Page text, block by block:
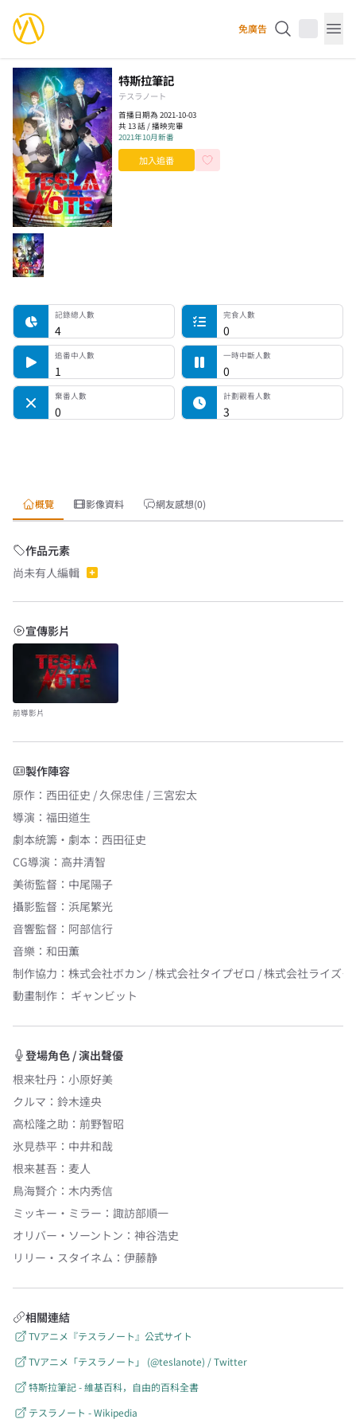
YourAnimes 你的動畫 免廣告
特斯拉筆記
テスラノート
首播日期為 2021-10-03
共 13 話 / 播映完畢
2021年10月新番
加入追番
記錄總人數記錄總人數
4
完食人數 完食人數
0
追番中人數
追番中人數
1
一時中斷人數
一時中斷人數
0
棄番人數
棄番人數
0
計劃觀看人數
計劃觀看人數
3
概覽 影像資料 網友感想(0)
作品元素
尚未有人編輯
宣傳影片
前導影片
製作陣容
原作 ： 西田征史 / 久保忠佳 / 三宮宏太
導演 ： 福田道生
劇本統籌・劇本 ： 西田征史
CG導演 ： 高井清智
美術監督 ： 中尾陽子
攝影監督 ： 浜尾繁光
音響監督 ： 阿部信行
音樂 ： 和田薫
制作協力 ： 株式会社ボカン / 株式会社タイプゼロ / 株式会社ライズモ
動畫制作： ギャンビット
登場角色 / 演出聲優
根来牡丹 ： 小原好美
クルマ ： 鈴木達央
高松隆之助 ： 前野智昭
氷見恭平 ： 中井和哉
根来甚吾 ： 麦人
鳥海賢介 ： 木内秀信
ミッキー・ミラー ： 諏訪部順一
オリバー・ソーントン ： 神谷浩史
リリー・スタイネム ： 伊藤静
相關連結
TVアニメ『テスラノート』公式サイト
TVアニメ「テスラノート」 (@teslanote) / Twitter
特斯拉筆記 - 維基百科，自由的百科全書
テスラノート - Wikipedia